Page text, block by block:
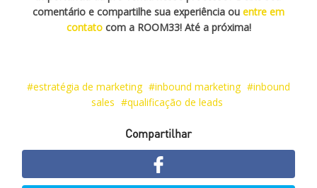
comentário e compartilhe sua experiência ou entre em
contatocom a ROOM33! Até a próxima!
estratégia de marketing inbound marketing
inbound
sales
qualificação de leads
Compartilhar